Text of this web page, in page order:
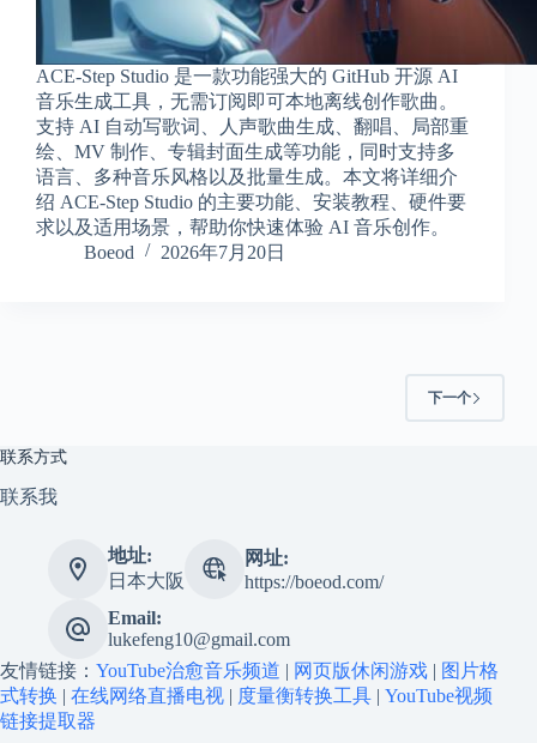
ACE-Step Studio 是一款功能强大的 GitHub 开源 AI
音乐生成工具，无需订阅即可本地离线创作歌曲。
支持 AI 自动写歌词、人声歌曲生成、翻唱、局部重
绘、MV 制作、专辑封面生成等功能，同时支持多
语言、多种音乐风格以及批量生成。本文将详细介
绍 ACE-Step Studio 的主要功能、安装教程、硬件要
求以及适用场景，帮助你快速体验 AI 音乐创作。
Boeod
2026年7月20日
下一个
联系方式
联系我
地址:
日本大阪
网址:
https://boeod.com/
Email:
lukefeng10@gmail.com
友情链接： YouTube治愈音乐频道 | 网页版休闲游戏 | 图片格
式转换 | 在线网络直播电视 | 度量衡转换工具 | YouTube视频
链接提取器